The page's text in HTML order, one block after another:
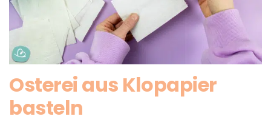
Osterei aus Klopapier
basteln